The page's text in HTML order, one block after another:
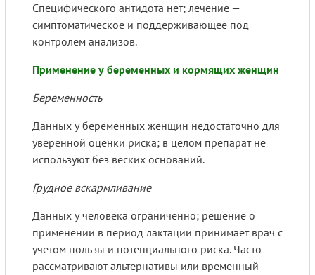
Специфического антидота нет; лечение —
симптоматическое и поддерживающее под
контролем анализов.
Применение у беременных и кормящих женщин
Беременность
Данных у беременных женщин недостаточно для
уверенной оценки риска; в целом препарат не
используют без веских оснований.
Грудное вскармливание
Данных у человека ограниченно; решение о
применении в период лактации принимает врач с
учетом пользы и потенциального риска. Часто
рассматривают альтернативы или временный